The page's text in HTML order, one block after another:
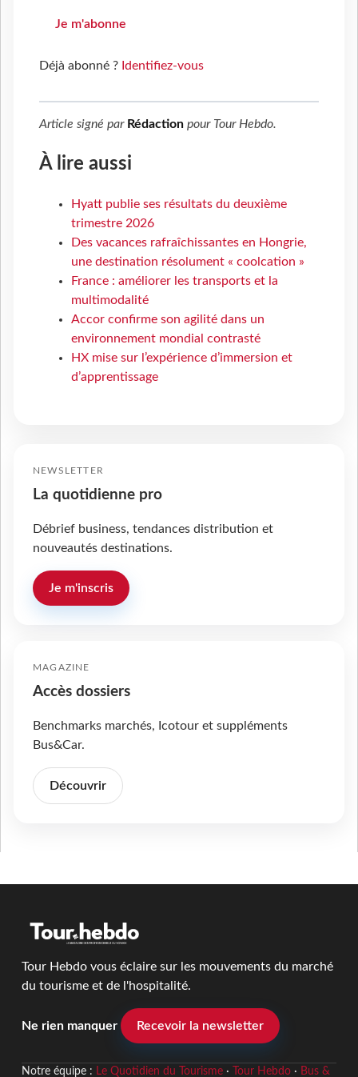
Je m'abonne
Déjà abonné ? Identifiez-vous
Article signé par Rédaction pour Tour Hebdo.
À lire aussi
Hyatt publie ses résultats du deuxième
trimestre 2026
Des vacances rafraîchissantes en Hongrie,
une destination résolument « coolcation »
France : améliorer les transports et la
multimodalité
Accor confirme son agilité dans un
environnement mondial contrasté
HX mise sur l’expérience d’immersion et
d’apprentissage
NEWSLETTER
La quotidienne pro
Débrief business, tendances distribution et
nouveautés destinations.
Je m'inscris
MAGAZINE
Accès dossiers
Benchmarks marchés, Icotour et suppléments
Bus&Car.
Découvrir
Tour Hebdo vous éclaire sur les mouvements du marché
du tourisme et de l'hospitalité.
Ne rien manquer Recevoir la newsletter
Notre équipe : Le Quotidien du Tourisme· Tour Hebdo· Bus &